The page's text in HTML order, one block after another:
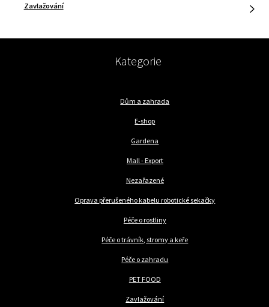
Zavlažování
Kategorie
Dům a zahrada
E-shop
Gardena
Mall - Export
Nezařazené
Oprava přerušeného kabelu robotické sekačky
Péče o rostliny
Péče o trávník, stromy a keře
Péče o zahradu
PET FOOD
Zavlažování